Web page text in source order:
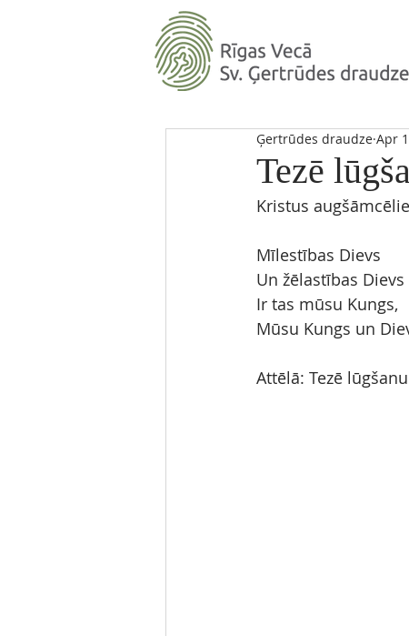
Tezē
Ģertrūdes draudze Apr
Kristus
Mīlestības Dievs
Un žēlastības Dievs
Ir tas mūsu Kungs,
Mūsu Kungs un
Attēlā: Tezē